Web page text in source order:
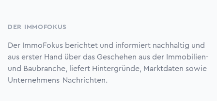
DER IMMOFOKUS
Der ImmoFokus berichtet und informiert nachhaltig und
aus erster Hand über das Geschehen aus der Immobilien-
und Baubranche, liefert Hintergründe, Marktdaten sowie
Unternehmens-Nachrichten.